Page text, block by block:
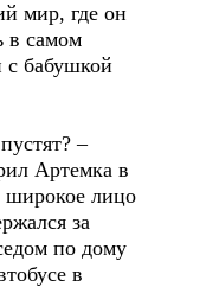
мир, где он
в самом
с бабушкой
–
Артемка в
широкое лицо
за
по дому
в